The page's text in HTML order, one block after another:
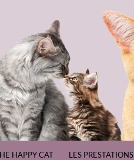
HAPPY CAT LES PRESTATIONS